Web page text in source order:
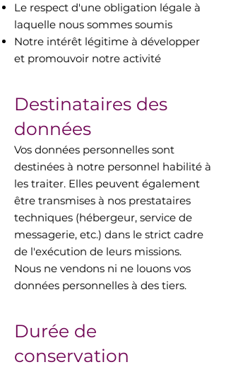
Le respect d'une obligation légale à
laquelle nous sommes soumis
Notre intérêt légitime à développer
et promouvoir notre activité
Destinataires des
données
Vos données personnelles sont
destinées à notre personnel habilité à
les traiter. Elles peuvent également
être transmises à nos prestataires
techniques (hébergeur, service de
messagerie, etc.) dans le strict cadre
de l'exécution de leurs missions.
Nous ne vendons ni ne louons vos
données personnelles à des tiers.
Durée de
conservation